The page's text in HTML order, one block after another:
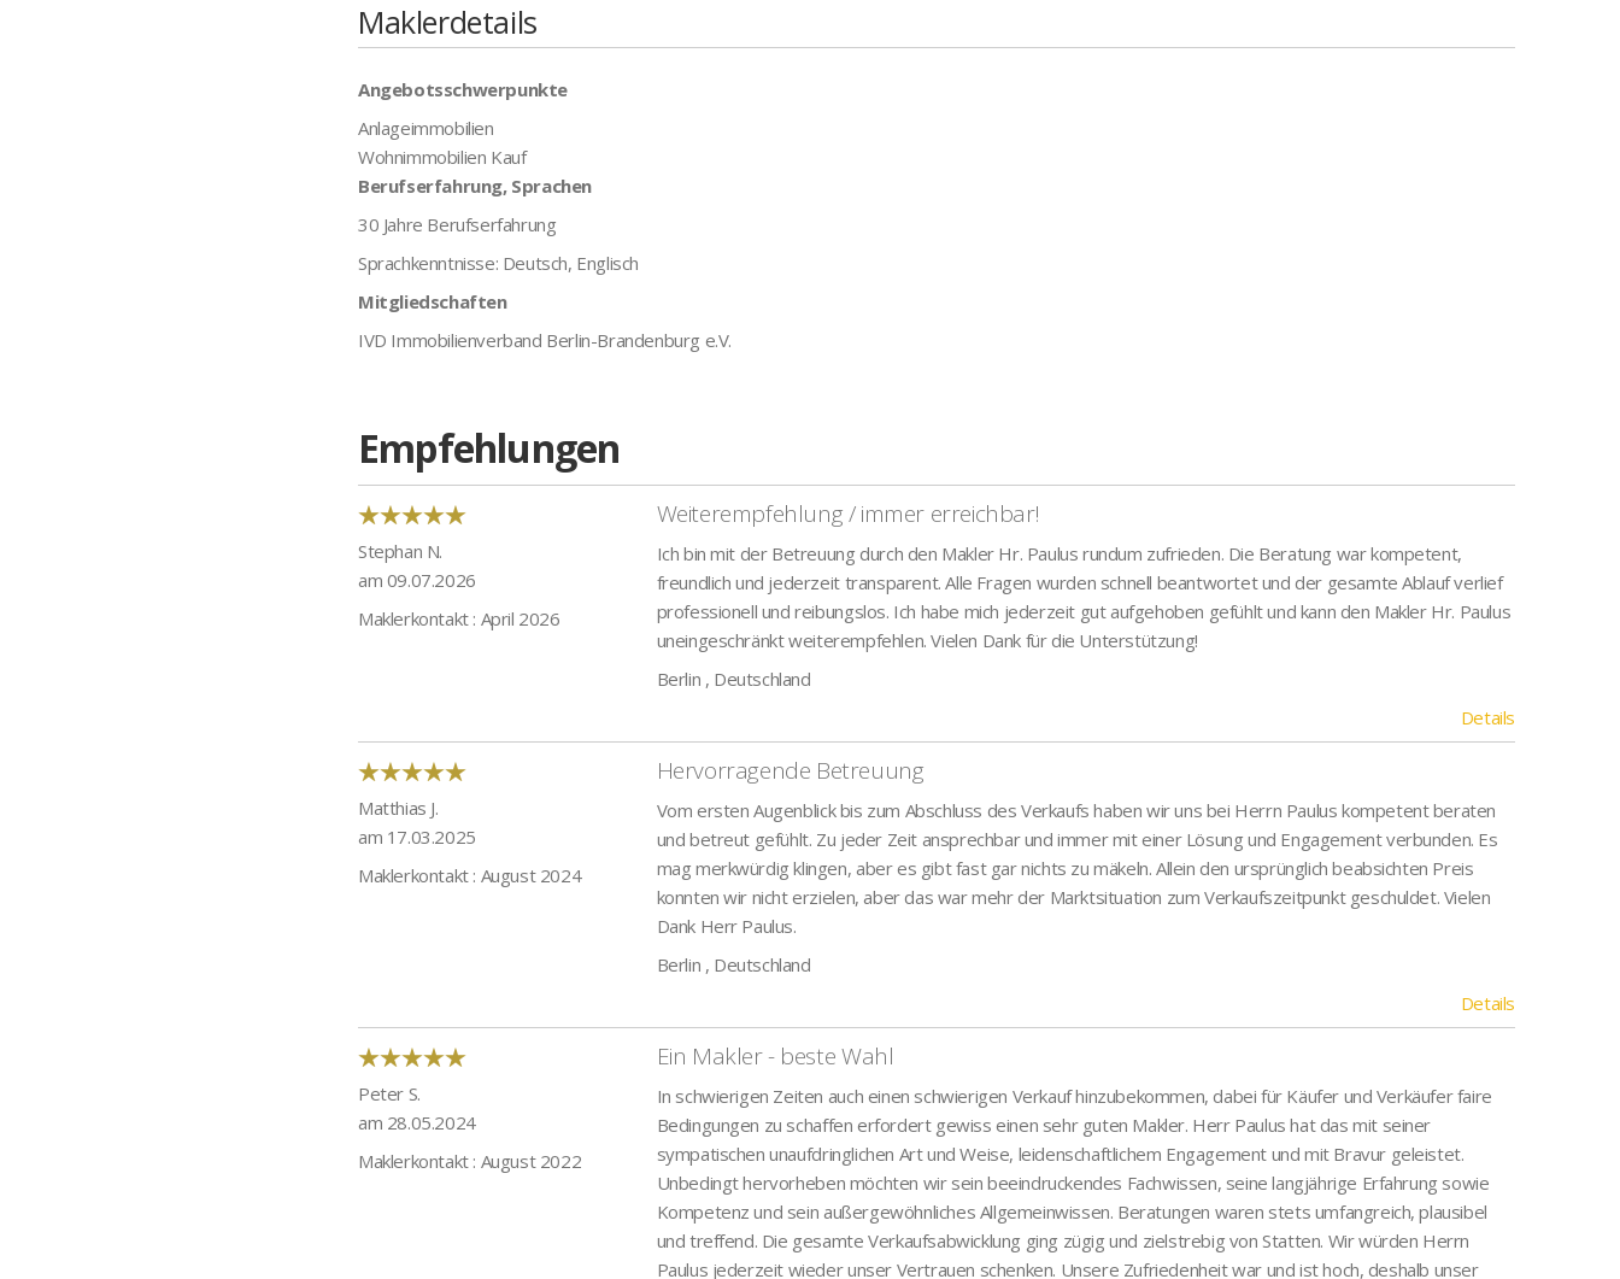
Maklerdetails
Angebotsschwerpunkte
Anlageimmobilien
Wohnimmobilien Kauf
Berufserfahrung, Sprachen
30 Jahre Berufserfahrung
Sprachkenntnisse: Deutsch, Englisch
Mitgliedschaften
IVD Immobilienverband Berlin-Brandenburg e.V.
Empfehlungen
Stephan N.
am 09.07.2026
Maklerkontakt : April 2026
Weiterempfehlung / immer erreichbar!
Ich bin mit der Betreuung durch den Makler Hr. Paulus rundum zufrieden. Die Beratung war kompetent,
freundlich und jederzeit transparent. Alle Fragen wurden schnell beantwortet und der gesamte Ablauf verlief
professionell und reibungslos. Ich habe mich jederzeit gut aufgehoben gefühlt und kann den Makler Hr. Paulus
uneingeschränkt weiterempfehlen. Vielen Dank für die Unterstützung!
Berlin , Deutschland
Details
Matthias J.
am 17.03.2025
Maklerkontakt : August 2024
Hervorragende Betreuung
Vom ersten Augenblick bis zum Abschluss des Verkaufs haben wir uns bei Herrn Paulus kompetent beraten
und betreut gefühlt. Zu jeder Zeit ansprechbar und immer mit einer Lösung und Engagement verbunden. Es
mag merkwürdig klingen, aber es gibt fast gar nichts zu mäkeln. Allein den ursprünglich beabsichten Preis
konnten wir nicht erzielen, aber das war mehr der Marktsituation zum Verkaufszeitpunkt geschuldet. Vielen
Dank Herr Paulus.
Berlin , Deutschland
Details
Peter S.
am 28.05.2024
Maklerkontakt : August 2022
Ein Makler - beste Wahl
In schwierigen Zeiten auch einen schwierigen Verkauf hinzubekommen, dabei für Käufer und Verkäufer faire
Bedingungen zu schaffen erfordert gewiss einen sehr guten Makler. Herr Paulus hat das mit seiner
sympatischen unaufdringlichen Art und Weise, leidenschaftlichem Engagement und mit Bravur geleistet.
Unbedingt hervorheben möchten wir sein beeindruckendes Fachwissen, seine langjährige Erfahrung sowie
Kompetenz und sein außergewöhnliches Allgemeinwissen. Beratungen waren stets umfangreich, plausibel
und treffend. Die gesamte Verkaufsabwicklung ging zügig und zielstrebig von Statten. Wir würden Herrn
Paulus jederzeit wieder unser Vertrauen schenken. Unsere Zufriedenheit war und ist hoch, deshalb unser